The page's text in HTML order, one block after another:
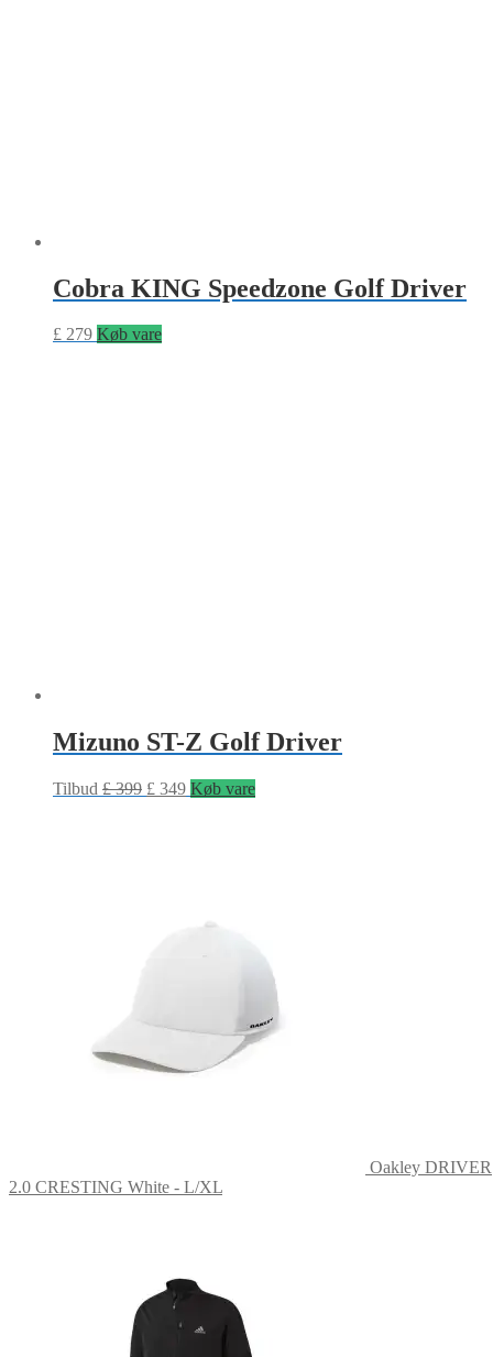
Cobra KING Speedzone Golf Driver
£ 279 Køb vare
Mizuno ST-Z Golf Driver
Tilbud £399 £ 349 Køb vare
Oakley DRIVER
2.0 CRESTING White - L/XL